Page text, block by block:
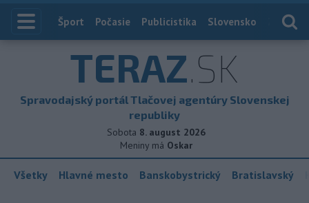
Index
Šport Počasie Publicistika Slovensko
TERAZ.SK
Spravodajský portál Tlačovej agentúry Slovenskej
republiky
Sobota 8. august 2026
Meniny má Oskar
Všetky Hlavné mesto Banskobystrický Bratislavský